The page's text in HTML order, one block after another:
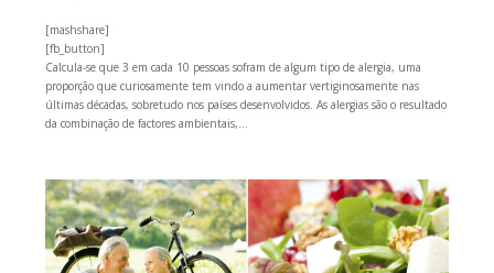
[mashshare]
[fb_button]
Calcula-se que 3 em cada 10 pessoas sofram de algum tipo de alergia, uma
proporção que curiosamente tem vindo a aumentar vertiginosamente nas
últimas décadas, sobretudo nos países desenvolvidos. As alergias são o resultado
da combinação de factores ambientais,...